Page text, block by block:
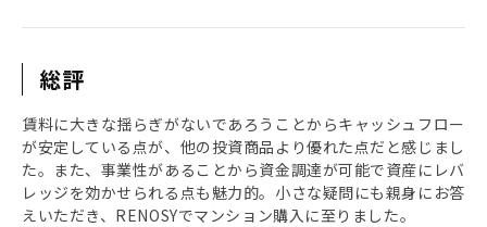
総評
賃料に大きな揺らぎがないであろうことからキャッシュフロー
が安定している点が、他の投資商品より優れた点だと感じまし
た。また、事業性があることから資金調達が可能で資産にレバ
レッジを効かせられる点も魅力的。小さな疑問にも親身にお答
えいただき、RENOSYでマンション購入に至りました。